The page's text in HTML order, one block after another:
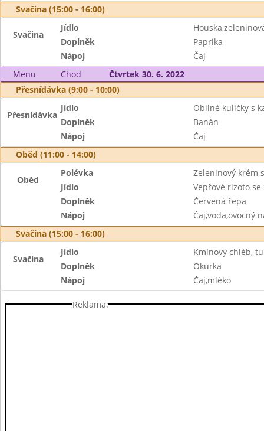
Svačina (15:00 - 16:00)
Svačina
Jídlo
Doplněk
Paprika
Nápoj
Čaj
Menu
Chod
Čtvrtek 30. 6. 2022
Přesnídávka (9:00 - 10:00)
Přesnídávka
Jídlo
Obilné kuličky s
Doplněk
Banán
Nápoj
Čaj
Oběd (11:00 - 14:00)
Oběd
Polévka
Zeleninový krém
Jídlo
Vepřové rizoto
Doplněk
Červená řepa
Nápoj
Čaj,voda,ovocný
Svačina (15:00 - 16:00)
Svačina
Jídlo
Kmínový chléb,
Doplněk
Okurka
Nápoj
Čaj,mléko
Reklama: